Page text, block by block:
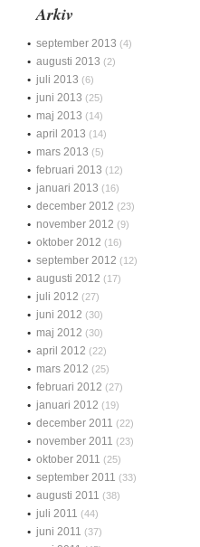
Arkiv
september 2013 (4)
augusti 2013 (2)
juli 2013 (6)
juni 2013 (25)
maj 2013 (14)
april 2013 (14)
mars 2013 (5)
februari 2013 (12)
januari 2013 (16)
december 2012 (23)
november 2012 (9)
oktober 2012 (16)
september 2012 (12)
augusti 2012 (17)
juli 2012 (27)
juni 2012 (30)
maj 2012 (30)
april 2012 (22)
mars 2012 (25)
februari 2012 (27)
januari 2012 (19)
december 2011 (22)
november 2011 (23)
oktober 2011 (25)
september 2011 (33)
augusti 2011 (38)
juli 2011 (44)
juni 2011 (37)